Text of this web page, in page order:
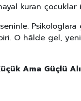
kuran
O hâlde gel,
Ama Güçlü